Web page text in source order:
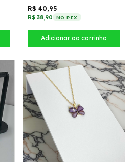
R$ 40,95
R$ 38,90 NO PIX